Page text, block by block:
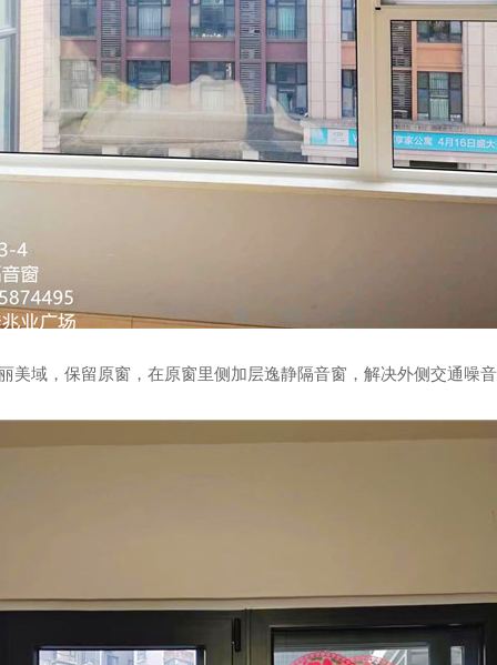
美域， 保留原窗，在原窗里侧加层逸静隔音窗，解决外侧交通噪